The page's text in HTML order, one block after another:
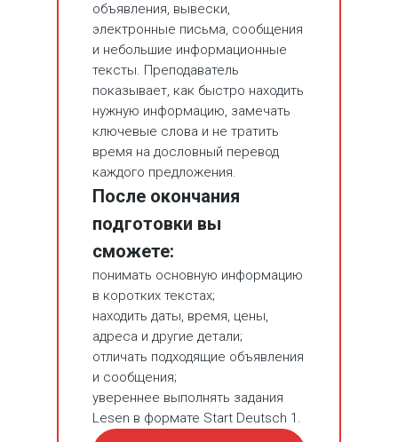
объявления, вывески,
электронные письма, сообщения
и небольшие информационные
тексты. Преподаватель
показывает, как быстро находить
нужную информацию, замечать
ключевые слова и не тратить
время на дословный перевод
каждого предложения.
После окончания
подготовки вы
сможете:
понимать основную информацию
в коротких текстах;
находить даты, время, цены,
адреса и другие детали;
отличать подходящие объявления
и сообщения;
увереннее выполнять задания
Lesen в формате Start Deutsch 1.